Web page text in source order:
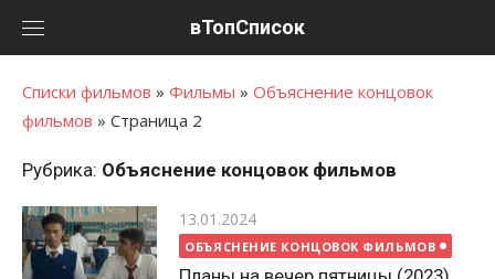
вТопСписок
Списки фильмов » Фильмы » Объяснение концовок
фильмов » Страница 2
Рубрика: Объяснение концовок фильмов
Posted
on
13.01.2024
ОБЪЯСНЕНИЕ КОНЦОВОК ФИЛЬМОВ